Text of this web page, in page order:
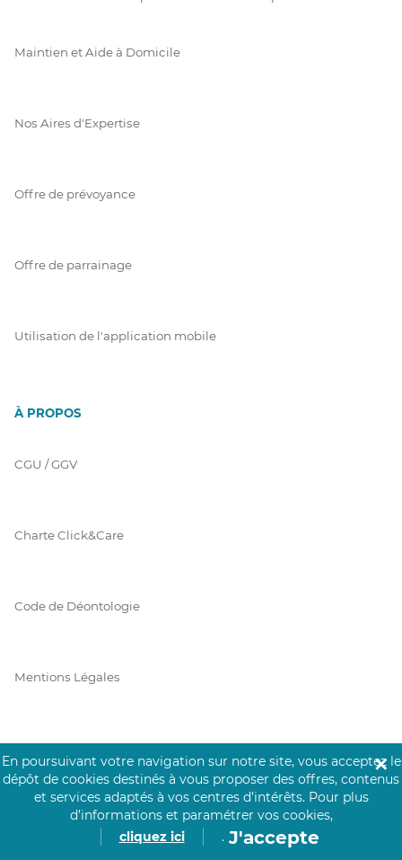
Maintien et Aide à Domicile
Nos Aires d'Expertise
Offre de prévoyance
Offre de parrainage
Utilisation de l'application mobile
À PROPOS
CGU / GGV
Charte Click&Care
Code de Déontologie
Mentions Légales
Prérequis Click&Care
Protection des Données
En poursuivant votre navigation sur notre site, vous acceptez le
dépôt de cookies destinés à vous proposer des offres, contenus
et services adaptés à vos centres d’intérêts. Pour plus
d’informations et paramétrer vos cookies,
cliquez ici
. J'accepte
✕